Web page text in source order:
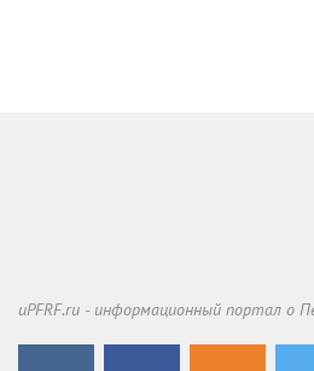
uPFRF.ru - информационный портал о